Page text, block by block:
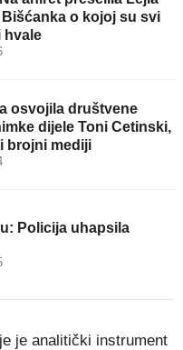
Bišćanka o kojoj su svi
hvale
osvojila društvene
dijele Toni Cetinski,
brojni mediji
Policija uhapsila
je analitički instrument